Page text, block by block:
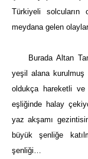
Türkiyeli solcuların
meydana gelen
Burada Altan
yeşil alana kurulmuş
oldukça hareketli ve
eşliğinde halay
yaz akşamı
büyük şenliğe
şenliği…